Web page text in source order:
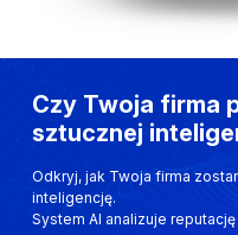
Czy Twoja firma
sztucznej
Odkryj, jak Twoja firma
inteligencję.
System AI analizuje